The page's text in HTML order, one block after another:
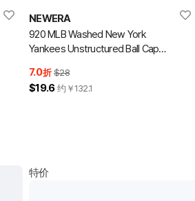
NEWERA
920 MLB Washed New York
Yankees Unstructured Ball Cap
7.0折 $28
$19.6 约￥132.1
特价